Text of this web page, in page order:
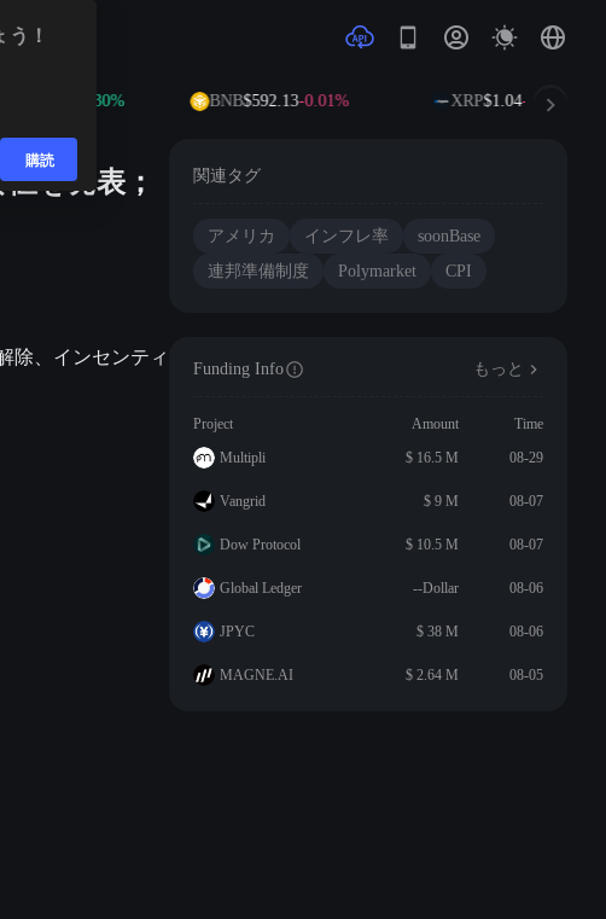
+1.30% BNB$592.13-0.01% XRP$1.04-0.45%
を発表；
除、インセンティ
関連タグ
アメリカ インフレ率
soonBase
連邦準備制度
Polymarket CPI
Funding Info もっと
Project Amount
Time
Multipli
$ 16.5 M 08-29
Vangrid $ 9 M 08-07
Dow Protocol $ 10.5 M 08-07
Global Ledger --Dollar 08-06
JPYC $ 38 M 08-06
MAGNE.AI $ 2.64 M 08-05
！
購読